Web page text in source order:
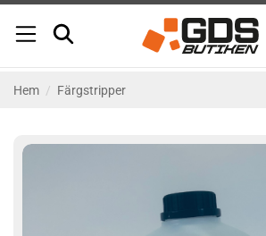
Hem / Färgstripper